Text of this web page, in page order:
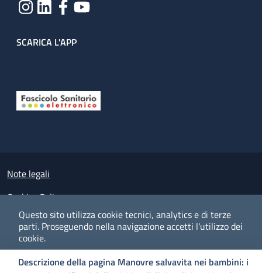
Questo sito utilizza cookie tecnici, analytics e di terze
parti. Proseguendo nella navigazione accetti l'utilizzo dei
cookie.
PREFERENZECOOKIESACCETTOI
Descrizione della pagina Manovre salvavita nei bambini: i
SCARICA L'APP
Small prints
Note legali
Cookies Policy
Policy privacy e protezione del dato personale
Albo pretorio on-line
Dichiarazione di accessibilità